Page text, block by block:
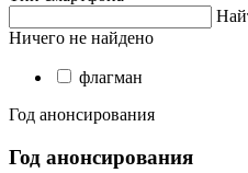
Ничего не найдено
флагман
Год анонсирования
Год анонсирования